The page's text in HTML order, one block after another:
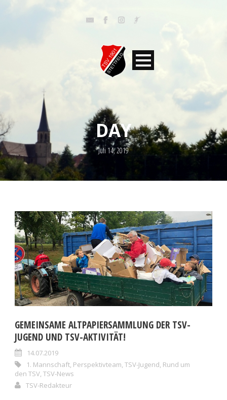
DAY
Juli 14, 2019
GEMEINSAME ALTPAPIERSAMMLUNG DER TSV-
JUGEND UND TSV-AKTIVITÄT!
14.07.2019
1. Mannschaft, Perspektivteam, TSV-Jugend, Rund um
den TSV, TSV-News
TSV-Redakteur